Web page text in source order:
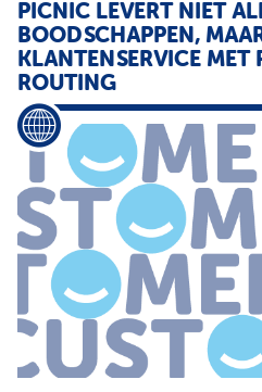
PICNIC LEVERT NIET
BOODSCHAPPEN,
KLANTENSERVICE MET
ROUTING